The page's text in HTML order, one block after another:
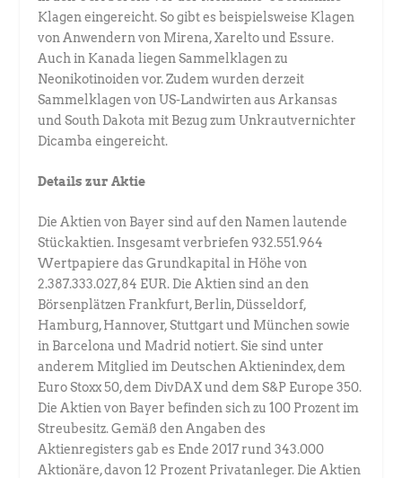
Klagen eingereicht. So gibt es beispielsweise Klagen
von Anwendern von Mirena, Xarelto und Essure.
Auch in Kanada liegen Sammelklagen zu
Neonikotinoiden vor. Zudem wurden derzeit
Sammelklagen von US-Landwirten aus Arkansas
und South Dakota mit Bezug zum Unkrautvernichter
Dicamba eingereicht.
Details zur Aktie
Die Aktien von Bayer sind auf den Namen lautende
Stückaktien. Insgesamt verbriefen 932.551.964
Wertpapiere das Grundkapital in Höhe von
2.387.333.027,84 EUR. Die Aktien sind an den
Börsenplätzen Frankfurt, Berlin, Düsseldorf,
Hamburg, Hannover, Stuttgart und München sowie
in Barcelona und Madrid notiert. Sie sind unter
anderem Mitglied im Deutschen Aktienindex, dem
Euro Stoxx 50, dem DivDAX und dem S&P Europe 350.
Die Aktien von Bayer befinden sich zu 100 Prozent im
Streubesitz. Gemäß den Angaben des
Aktienregisters gab es Ende 2017 rund 343.000
Aktionäre, davon 12 Prozent Privatanleger. Die Aktien